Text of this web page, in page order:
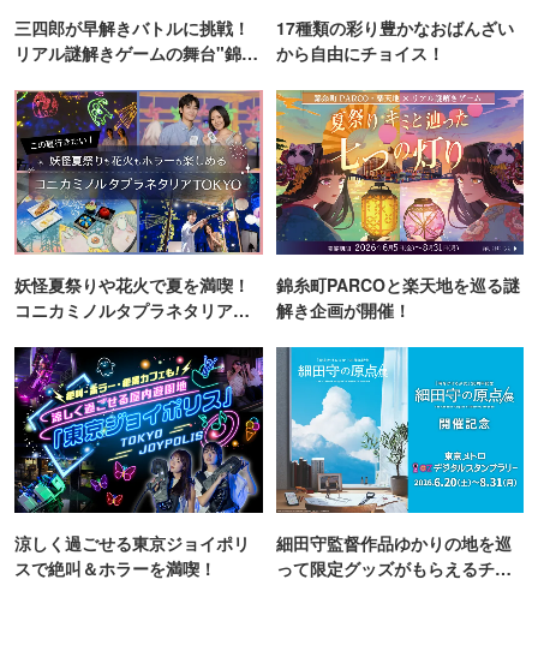
三四郎が早解きバトルに挑戦！
リアル謎解きゲームの舞台"錦糸
17種類の彩り豊かなおばんざい
から自由にチョイス！
妖怪夏祭りや花火で夏を満喫！
コニカミノルタプラネタリア
錦糸町PARCOと楽天地を巡る謎
解き企画が開催！
涼しく過ごせる東京ジョイポリ
スで絶叫＆ホラーを満喫！
細田守監督作品ゆかりの地を巡
って限定グッズがもらえるチャ